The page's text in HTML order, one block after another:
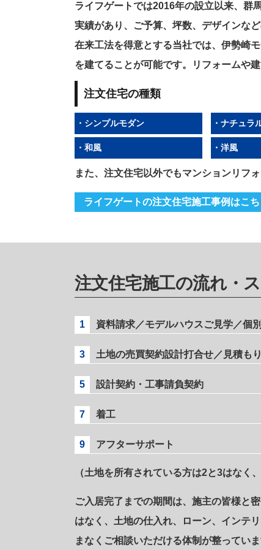
ライフゲートでは2016年の設立以来、群
実績があり、ご予算、坪数、デザインな
在来工法を得意とする当社では、伊勢崎
を建てることが可能です。リフォームや
注文住宅の種類
・シンプルモダン ・ナチュラ
・和風 ・洋風
また、注文住宅以外でもマンションリフ
ライフゲートの注文住宅施工事例はこち
注文住宅施工の流れ・
1 資料請求／モデルハウスご見学／個
3 土地の売買契約設計打合せ／見積もり
5 設計契約・工事請負契約
7 着工
9 アフターサポート
（土地を所有されている方は2と3はなく
ご入居完了までの期間は、施主の皆様と
はなく、土地の仕入れ、ローン、インテ
まなくご相談いただける体制が整っていま